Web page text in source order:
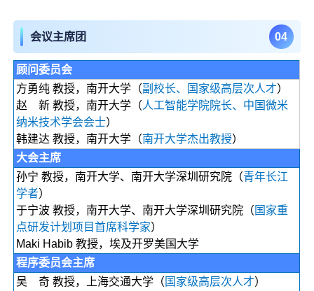
会议主席团 04
顾问委员会
方勇纯 教授，南开大学（副校长、国家级高层次人才）
赵 新 教授，南开大学（人工智能学院院长、中国微米
纳米技术学会会士）
韩建达 教授，南开大学（南开大学杰出教授）
大会主席
孙宁 教授，南开大学、南开大学深圳研究院（青年长江
学者）
于宁波 教授，南开大学、南开大学深圳研究院（ 国家重
点研发计划项目首席科学家）
Maki Habib 教授，埃及开罗美国大学
程序委员会主席
吴 奇 教授，上海交通大学（ 国家级高层次人才）